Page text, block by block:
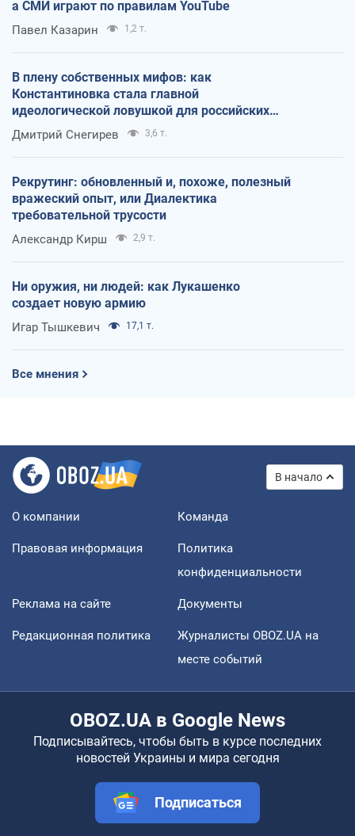
а СМИ играют по правилам YouTube
Павел Казарин 1,2 т.
В плену собственных мифов: как
Константиновка стала главной
идеологической ловушкой для российских
оккупантов
Дмитрий Снегирев 3,6 т.
Рекрутинг: обновленный и, похоже, полезный
вражеский опыт, или Диалектика
требовательной трусости
Александр Кирш 2,9 т.
Ни оружия, ни людей: как Лукашенко
создает новую армию
Игар Тышкевич 17,1 т.
Все мнения
В начало
О компании Команда
Правовая информация
Политика
конфиденциальности
Реклама на сайте Документы
Редакционная политика
Журналисты OBOZ.UA на
месте событий
OBOZ.UA в Google News
Подписывайтесь, чтобы быть в курсе последних
новостей Украины и мира сегодня
Подписаться